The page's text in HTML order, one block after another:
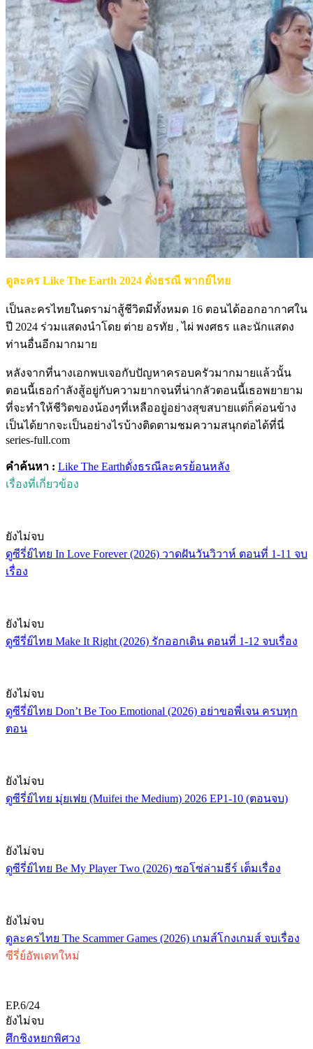
ดูละคร Like The Earth 2024 ดั่งธรณี พากย์ไทย
เป็นละครไทยในดราม่าสู้ชีวิตมีทั้งหมด 16 ตอนได้ออกอากาศใน
ปี 2024 ร่วมแสดงนำโดย ต่าย อรทัย , ไผ่ พงศธร และนักแสดง
ท่านอื่นอีกมากมาย
หลังจากที่นางเอกพบเจอกับปัญหาครอบครัวมากมายแล้วนั้น
ตอนนี้เธอกำลังสู้อยู่กับความยากจนที่น่ากลัวตอนนี้เธอพยายาม
ที่จะทำให้ชีวิตของน้องๆที่เหลืออยู่อย่างสุขสบายแต่ก็ค่อนข้าง
เป็นได้ยากจะเป็นอย่างไรบ้างติดตามชมความสนุกต่อได้ที่นี่
series-full.com
คำค้นหา : Like The Earthดั่งธรณีละครย้อนหลัง
เรื่องที่เกี่ยวข้อง
ยังไม่จบ
ดูซีรี่ย์ไทย In Love Forever (2026) วาดฝันวันวิวาห์ ตอนที่ 1-11 จบ
เรื่อง
ยังไม่จบ
ดูซีรี่ย์ไทย Make It Right (2026) รักออกเดิน ตอนที่ 1-12 จบเรื่อง
ยังไม่จบ
ดูซีรี่ย์ไทย Don’t Be Too Emotional (2026) อย่าขอพี่เจน ครบทุก
ตอน
ยังไม่จบ
ดูซีรี่ย์ไทย มุ่ยเฟย (Muifei the Medium) 2026 EP1-10 (ตอนจบ)
ยังไม่จบ
ดูซีรี่ย์ไทย Be My Player Two (2026) ซอโซ่ล่ามธีร์ เต็มเรื่อง
ยังไม่จบ
ดูละครไทย The Scammer Games (2026) เกมส์โกงเกมส์ จบเรื่อง
ซีรี่ย์อัพเดทใหม่
EP.6/24
ยังไม่จบ
ศึกชิงหยกพิศวง